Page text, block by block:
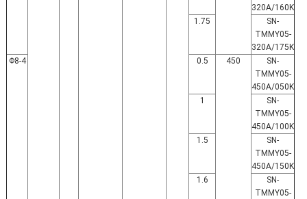
320A/160K
SN-
TMMY05-
320A/175K
1.75
SN-
TMMY05-
450A/050K
450
0.5
4-Φ8
SN-
TMMY05-
450A/100K
1
SN-
TMMY05-
450A/150K
1.5
SN-
TMMY05-
1.6